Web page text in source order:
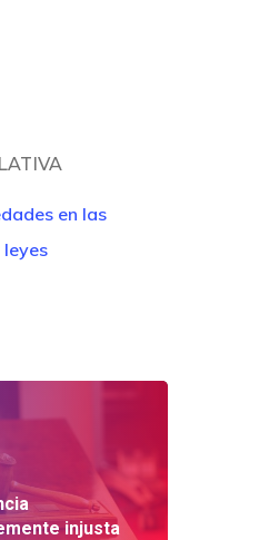
en las
injusta